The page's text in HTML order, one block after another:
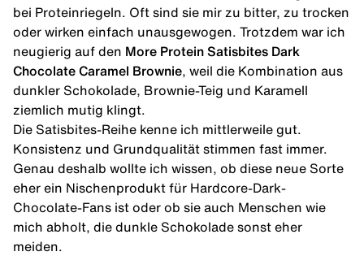
bei Proteinriegeln. Oft sind sie mir zu bitter, zu trocken
oder wirken einfach unausgewogen. Trotzdem war ich
neugierig auf den More Protein Satisbites Dark
Chocolate Caramel Brownie , weil die Kombination aus
dunkler Schokolade, Brownie-Teig und Karamell
ziemlich mutig klingt.
Die Satisbites-Reihe kenne ich mittlerweile gut.
Konsistenz und Grundqualität stimmen fast immer.
Genau deshalb wollte ich wissen, ob diese neue Sorte
eher ein Nischenprodukt für Hardcore-Dark-
Chocolate-Fans ist oder ob sie auch Menschen wie
mich abholt, die dunkle Schokolade sonst eher
meiden.